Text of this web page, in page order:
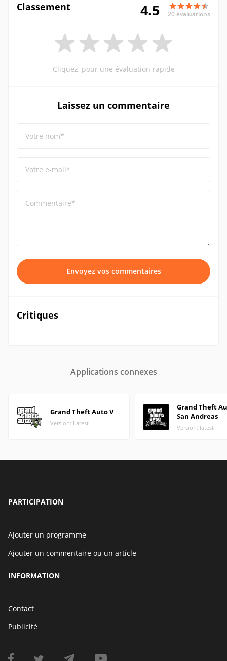
Classement 4.5 20 évaluations
Cliquez, pour une évaluation rapide
Laissez un commentaire
Votre nom*
Votre e-mail*
Commentaire*
Envoyez vos commentaires
Critiques
Applications connexes
Grand Theft Auto V
Version: Latest
Grand Theft
San Andreas
Version: latest
PARTICIPATION
Ajouter un programme
Ajouter un commentaire ou un article
INFORMATION
Contact
Publicité